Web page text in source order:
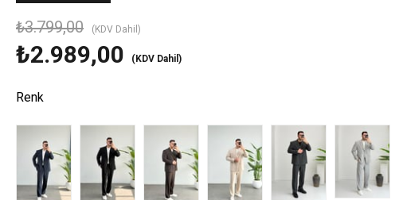
₺3.799,00 (KDV Dahil)
₺2.989,00 (KDV Dahil)
Renk